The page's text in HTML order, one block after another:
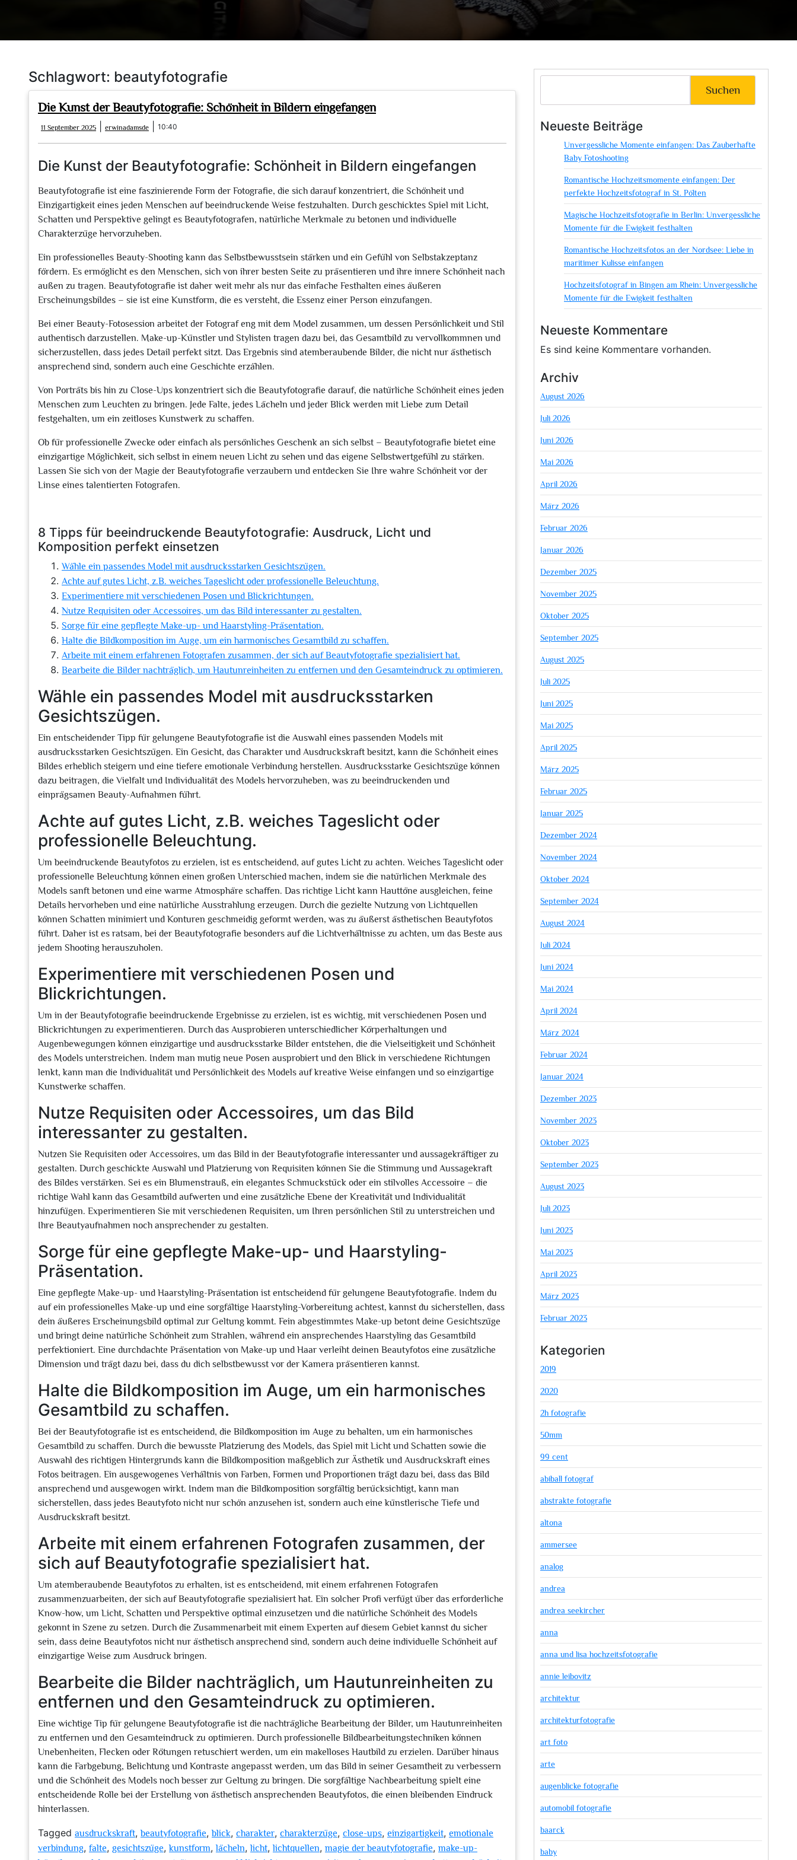
Schlagwort: beautyfotografie
Die Kunst der Beautyfotografie: Schönheit in Bildern eingefangen
11 September 2025
September
2025
erwinadamsde erwinadamsde
10:40
Die Kunst der Beautyfotografie: Schönheit in Bildern eingefangen
Beautyfotografie ist eine faszinierende Form der Fotografie, die sich darauf konzentriert, die Schönheit und
Einzigartigkeit eines jeden Menschen auf beeindruckende Weise festzuhalten. Durch geschicktes Spiel mit Licht,
Schatten und Perspektive gelingt es Beautyfotografen, natürliche Merkmale zu betonen und individuelle
Charakterzüge hervorzuheben.
Ein professionelles Beauty-Shooting kann das Selbstbewusstsein stärken und ein Gefühl von Selbstakzeptanz
fördern. Es ermöglicht es den Menschen, sich von ihrer besten Seite zu präsentieren und ihre innere Schönheit nach
außen zu tragen. Beautyfotografie ist daher weit mehr als nur das einfache Festhalten eines äußeren
Erscheinungsbildes – sie ist eine Kunstform, die es versteht, die Essenz einer Person einzufangen.
Bei einer Beauty-Fotosession arbeitet der Fotograf eng mit dem Model zusammen, um dessen Persönlichkeit und Stil
authentisch darzustellen. Make-up-Künstler und Stylisten tragen dazu bei, das Gesamtbild zu vervollkommnen und
sicherzustellen, dass jedes Detail perfekt sitzt. Das Ergebnis sind atemberaubende Bilder, die nicht nur ästhetisch
ansprechend sind, sondern auch eine Geschichte erzählen.
Von Porträts bis hin zu Close-Ups konzentriert sich die Beautyfotografie darauf, die natürliche Schönheit eines jeden
Menschen zum Leuchten zu bringen. Jede Falte, jedes Lächeln und jeder Blick werden mit Liebe zum Detail
festgehalten, um ein zeitloses Kunstwerk zu schaffen.
Ob für professionelle Zwecke oder einfach als persönliches Geschenk an sich selbst – Beautyfotografie bietet eine
einzigartige Möglichkeit, sich selbst in einem neuen Licht zu sehen und das eigene Selbstwertgefühl zu stärken.
Lassen Sie sich von der Magie der Beautyfotografie verzaubern und entdecken Sie Ihre wahre Schönheit vor der
Linse eines talentierten Fotografen.
8 Tipps für beeindruckende Beautyfotografie: Ausdruck, Licht und
Komposition perfekt einsetzen
Wähle ein passendes Model mit ausdrucksstarken Gesichtszügen.
Achte auf gutes Licht, z.B. weiches Tageslicht oder professionelle Beleuchtung.
Experimentiere mit verschiedenen Posen und Blickrichtungen.
Nutze Requisiten oder Accessoires, um das Bild interessanter zu gestalten.
Sorge für eine gepflegte Make-up- und Haarstyling-Präsentation.
Halte die Bildkomposition im Auge, um ein harmonisches Gesamtbild zu schaffen.
Arbeite mit einem erfahrenen Fotografen zusammen, der sich auf Beautyfotografie spezialisiert hat.
Bearbeite die Bilder nachträglich, um Hautunreinheiten zu entfernen und den Gesamteindruck zu optimieren.
Wähle ein passendes Model mit ausdrucksstarken
Gesichtszügen.
Ein entscheidender Tipp für gelungene Beautyfotografie ist die Auswahl eines passenden Models mit
ausdrucksstarken Gesichtszügen. Ein Gesicht, das Charakter und Ausdruckskraft besitzt, kann die Schönheit eines
Bildes erheblich steigern und eine tiefere emotionale Verbindung herstellen. Ausdrucksstarke Gesichtszüge können
dazu beitragen, die Vielfalt und Individualität des Models hervorzuheben, was zu beeindruckenden und
einprägsamen Beauty-Aufnahmen führt.
Achte auf gutes Licht, z.B. weiches Tageslicht oder
professionelle Beleuchtung.
Um beeindruckende Beautyfotos zu erzielen, ist es entscheidend, auf gutes Licht zu achten. Weiches Tageslicht oder
professionelle Beleuchtung können einen großen Unterschied machen, indem sie die natürlichen Merkmale des
Models sanft betonen und eine warme Atmosphäre schaffen. Das richtige Licht kann Hauttöne ausgleichen, feine
Details hervorheben und eine natürliche Ausstrahlung erzeugen. Durch die gezielte Nutzung von Lichtquellen
können Schatten minimiert und Konturen geschmeidig geformt werden, was zu äußerst ästhetischen Beautyfotos
führt. Daher ist es ratsam, bei der Beautyfotografie besonders auf die Lichtverhältnisse zu achten, um das Beste aus
jedem Shooting herauszuholen.
Experimentiere mit verschiedenen Posen und
Blickrichtungen.
Um in der Beautyfotografie beeindruckende Ergebnisse zu erzielen, ist es wichtig, mit verschiedenen Posen und
Blickrichtungen zu experimentieren. Durch das Ausprobieren unterschiedlicher Körperhaltungen und
Augenbewegungen können einzigartige und ausdrucksstarke Bilder entstehen, die die Vielseitigkeit und Schönheit
des Models unterstreichen. Indem man mutig neue Posen ausprobiert und den Blick in verschiedene Richtungen
lenkt, kann man die Individualität und Persönlichkeit des Models auf kreative Weise einfangen und so einzigartige
Kunstwerke schaffen.
Nutze Requisiten oder Accessoires, um das Bild
interessanter zu gestalten.
Nutzen Sie Requisiten oder Accessoires, um das Bild in der Beautyfotografie interessanter und aussagekräftiger zu
gestalten. Durch geschickte Auswahl und Platzierung von Requisiten können Sie die Stimmung und Aussagekraft
des Bildes verstärken. Sei es ein Blumenstrauß, ein elegantes Schmuckstück oder ein stilvolles Accessoire – die
richtige Wahl kann das Gesamtbild aufwerten und eine zusätzliche Ebene der Kreativität und Individualität
hinzufügen. Experimentieren Sie mit verschiedenen Requisiten, um Ihren persönlichen Stil zu unterstreichen und
Ihre Beautyaufnahmen noch ansprechender zu gestalten.
Sorge für eine gepflegte Make-up- und Haarstyling-
Präsentation.
Eine gepflegte Make-up- und Haarstyling-Präsentation ist entscheidend für gelungene Beautyfotografie. Indem du
auf ein professionelles Make-up und eine sorgfältige Haarstyling-Vorbereitung achtest, kannst du sicherstellen, dass
dein äußeres Erscheinungsbild optimal zur Geltung kommt. Fein abgestimmtes Make-up betont deine Gesichtszüge
und bringt deine natürliche Schönheit zum Strahlen, während ein ansprechendes Haarstyling das Gesamtbild
perfektioniert. Eine durchdachte Präsentation von Make-up und Haar verleiht deinen Beautyfotos eine zusätzliche
Dimension und trägt dazu bei, dass du dich selbstbewusst vor der Kamera präsentieren kannst.
Halte die Bildkomposition im Auge, um ein harmonisches
Gesamtbild zu schaffen.
Bei der Beautyfotografie ist es entscheidend, die Bildkomposition im Auge zu behalten, um ein harmonisches
Gesamtbild zu schaffen. Durch die bewusste Platzierung des Models, das Spiel mit Licht und Schatten sowie die
Auswahl des richtigen Hintergrunds kann die Bildkomposition maßgeblich zur Ästhetik und Ausdruckskraft eines
Fotos beitragen. Ein ausgewogenes Verhältnis von Farben, Formen und Proportionen trägt dazu bei, dass das Bild
ansprechend und ausgewogen wirkt. Indem man die Bildkomposition sorgfältig berücksichtigt, kann man
sicherstellen, dass jedes Beautyfoto nicht nur schön anzusehen ist, sondern auch eine künstlerische Tiefe und
Ausdruckskraft besitzt.
Arbeite mit einem erfahrenen Fotografen zusammen, der
sich auf Beautyfotografie spezialisiert hat.
Um atemberaubende Beautyfotos zu erhalten, ist es entscheidend, mit einem erfahrenen Fotografen
zusammenzuarbeiten, der sich auf Beautyfotografie spezialisiert hat. Ein solcher Profi verfügt über das erforderliche
Know-how, um Licht, Schatten und Perspektive optimal einzusetzen und die natürliche Schönheit des Models
gekonnt in Szene zu setzen. Durch die Zusammenarbeit mit einem Experten auf diesem Gebiet kannst du sicher
sein, dass deine Beautyfotos nicht nur ästhetisch ansprechend sind, sondern auch deine individuelle Schönheit auf
einzigartige Weise zum Ausdruck bringen.
Bearbeite die Bilder nachträglich, um Hautunreinheiten zu
entfernen und den Gesamteindruck zu optimieren.
Eine wichtige Tip für gelungene Beautyfotografie ist die nachträgliche Bearbeitung der Bilder, um Hautunreinheiten
zu entfernen und den Gesamteindruck zu optimieren. Durch professionelle Bildbearbeitungstechniken können
Unebenheiten, Flecken oder Rötungen retuschiert werden, um ein makelloses Hautbild zu erzielen. Darüber hinaus
kann die Farbgebung, Belichtung und Kontraste angepasst werden, um das Bild in seiner Gesamtheit zu verbessern
und die Schönheit des Models noch besser zur Geltung zu bringen. Die sorgfältige Nachbearbeitung spielt eine
entscheidende Rolle bei der Erstellung von ästhetisch ansprechenden Beautyfotos, die einen bleibenden Eindruck
hinterlassen.
Tagged ausdruckskraft,beautyfotografie,blick, charakter, charakterzüge, close-ups, einzigartigkeit, emotionale
verbindung, falte, gesichtszüge,kunstform,lächeln,licht,lichtquellen, magie der beautyfotografie, make-up-
Suchen
Neueste Beiträge
Unvergessliche Momente einfangen: Das Zauberhafte
Baby Fotoshooting
Romantische Hochzeitsmomente einfangen: Der
perfekte Hochzeitsfotograf in St. Pölten
Magische Hochzeitsfotografie in Berlin: Unvergessliche
Momente für die Ewigkeit festhalten
Romantische Hochzeitsfotos an der Nordsee: Liebe in
maritimer Kulisse einfangen
Hochzeitsfotograf in Bingen am Rhein: Unvergessliche
Momente für die Ewigkeit festhalten
Neueste Kommentare
Es sind keine Kommentare vorhanden.
Archiv
August 2026
Juli 2026
Juni 2026
Mai 2026
April 2026
März 2026
Februar 2026
Januar 2026
Dezember 2025
November 2025
Oktober 2025
September 2025
August 2025
Juli 2025
Juni 2025
Mai 2025
April 2025
März 2025
Februar 2025
Januar 2025
Dezember 2024
November 2024
Oktober 2024
September 2024
August 2024
Juli 2024
Juni 2024
Mai 2024
April 2024
März 2024
Februar 2024
Januar 2024
Dezember 2023
November 2023
Oktober 2023
September 2023
August 2023
Juli 2023
Juni 2023
Mai 2023
April 2023
März 2023
Februar 2023
Kategorien
2019
2020
2h fotografie
50mm
99 cent
abiball fotograf
abstrakte fotografie
altona
ammersee
analog
andrea
andrea seekircher
anna
anna und lisa hochzeitsfotografie
annie leibovitz
architektur
architekturfotografie
art foto
arte
augenblicke fotografie
automobil fotografie
baarck
baby